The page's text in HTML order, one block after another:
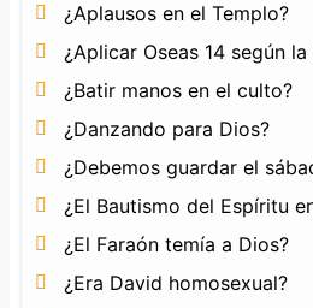
¿Aplausos en el Templo?
¿Aplicar Oseas 14 según la
¿Batir manos en el culto?
¿Danzando para Dios?
¿Debemos guardar el
¿El Bautismo del Espíritu
¿El Faraón temía a Dios?
¿Era David homosexual?